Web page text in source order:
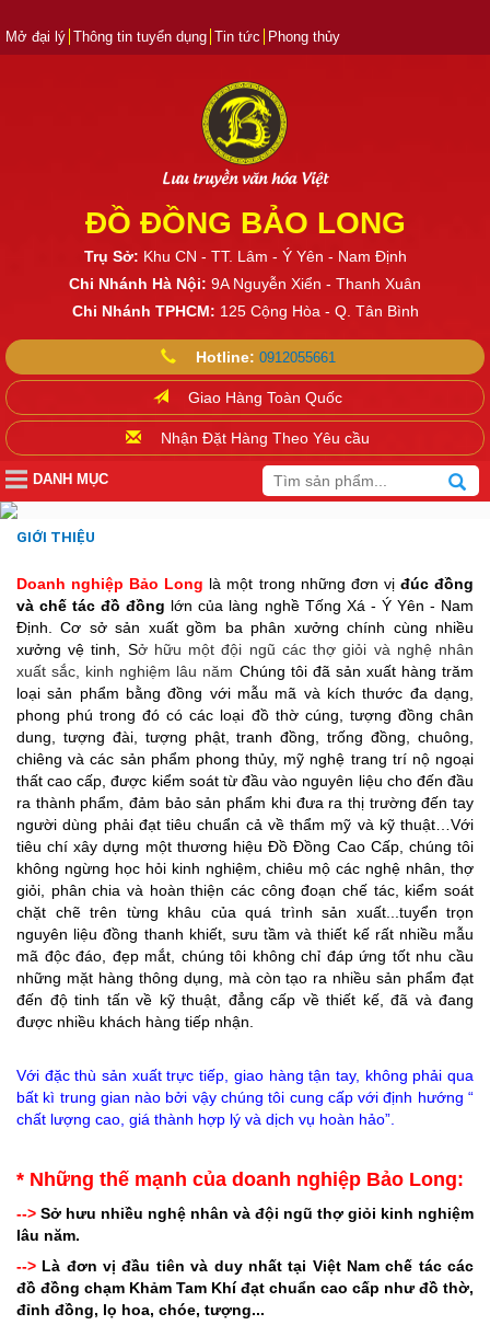
Mở đại lý Thông tin tuyển dụng Tin tức Phong thủy
Lưu truyền văn hóa Việt
ĐỒ ĐỒNG BẢO LONG
Trụ Sở: Khu CN - TT. Lâm - Ý Yên - Nam Định
Chi Nhánh Hà Nội: 9A Nguyễn Xiển - Thanh Xuân
Chi Nhánh TPHCM: 125 Cộng Hòa - Q. Tân Bình
Hotline: 0912055661
Giao Hàng Toàn Quốc
Nhận Đặt Hàng Theo Yêu cầu
DANH MỤC
GIỚI THIỆU
Doanh nghiệp Bảo Long là một trong những đơn vị đúc đồng
và chế tác đồ đồng lớn của làng nghề Tống Xá - Ý Yên - Nam
Định. Cơ sở sản xuất gồm ba phân xưởng chính cùng nhiều
xưởng vệ tinh, Sở hữu một đội ngũ các thợ giỏi và nghệ nhân
xuất sắc, kinh nghiệm lâu năm Chúng tôi đã sản xuất hàng trăm
loại sản phẩm bằng đồng với mẫu mã và kích thước đa dạng,
phong phú trong đó có các loại đồ thờ cúng, tượng đồng chân
dung, tượng đài, tượng phật, tranh đồng, trống đồng, chuông,
chiêng và các sản phẩm phong thủy, mỹ nghệ trang trí nộ ngoại
thất cao cấp, được kiểm soát từ đầu vào nguyên liệu cho đến đầu
ra thành phẩm, đảm bảo sản phẩm khi đưa ra thị trường đến tay
người dùng phải đạt tiêu chuẩn cả về thẩm mỹ và kỹ thuật…Với
tiêu chí xây dựng một thương hiệu Đồ Đồng Cao Cấp, chúng tôi
không ngừng học hỏi kinh nghiệm, chiêu mộ các nghệ nhân, thợ
giỏi, phân chia và hoàn thiện các công đoạn chế tác, kiểm soát
chặt chẽ trên từng khâu của quá trình sản xuất...tuyển trọn
nguyên liệu đồng thanh khiết, sưu tầm và thiết kế rất nhiều mẫu
mã độc đáo, đẹp mắt, chúng tôi không chỉ đáp ứng tốt nhu cầu
những mặt hàng thông dụng, mà còn tạo ra nhiều sản phẩm đạt
đến độ tinh tấn về kỹ thuật, đẳng cấp về thiết kế, đã và đang
được nhiều khách hàng tiếp nhận.
Với đặc thù sản xuất trực tiếp, giao hàng tận tay, không phải qua
bất kì trung gian nào bởi vậy chúng tôi cung cấp với định hướng “
chất lượng cao, giá thành hợp lý và dịch vụ hoàn hảo”.
* Những thế mạnh của doanh nghiệp Bảo Long:
--> Sở hưu nhiều nghệ nhân và đội ngũ thợ giỏi kinh nghiệm
lâu năm.
--> Là đơn vị đầu tiên và duy nhất tại Việt Nam chế tác các
đồ đồng chạm Khảm Tam Khí đạt chuẩn cao cấp như đồ thờ,
đỉnh đồng, lọ hoa, chóe, tượng...